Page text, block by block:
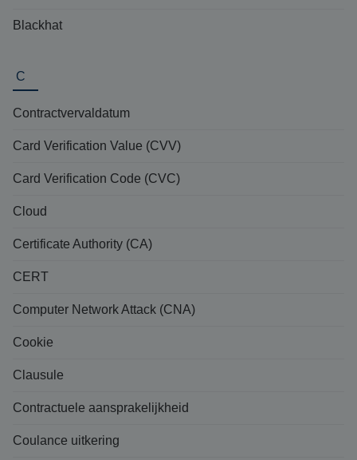
Blackhat
C
Contractvervaldatum
Card Verification Value (CVV)
Card Verification Code (CVC)
Cloud
Certificate Authority (CA)
CERT
Computer Network Attack (CNA)
Cookie
Clausule
Contractuele aansprakelijkheid
Coulance uitkering